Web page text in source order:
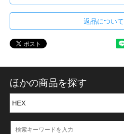
返品について
ほかの商品を探す